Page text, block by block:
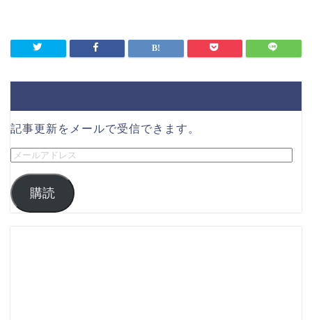
記事更新をメールで受信できます。
購読